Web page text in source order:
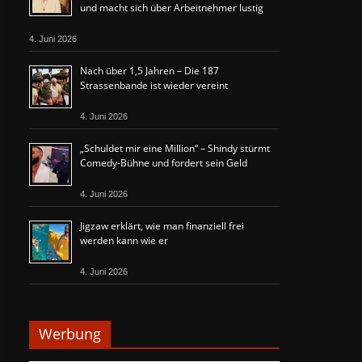
und macht sich über Arbeitnehmer lustig
4. Juni 2026
Nach über 1,5 Jahren – Die 187
Strassenbande ist wieder vereint
4. Juni 2026
„Schuldet mir eine Million“ – Shindy stürmt
Comedy-Bühne und fordert sein Geld
4. Juni 2026
Jigzaw erklärt, wie man finanziell frei
werden kann wie er
4. Juni 2026
Werbung